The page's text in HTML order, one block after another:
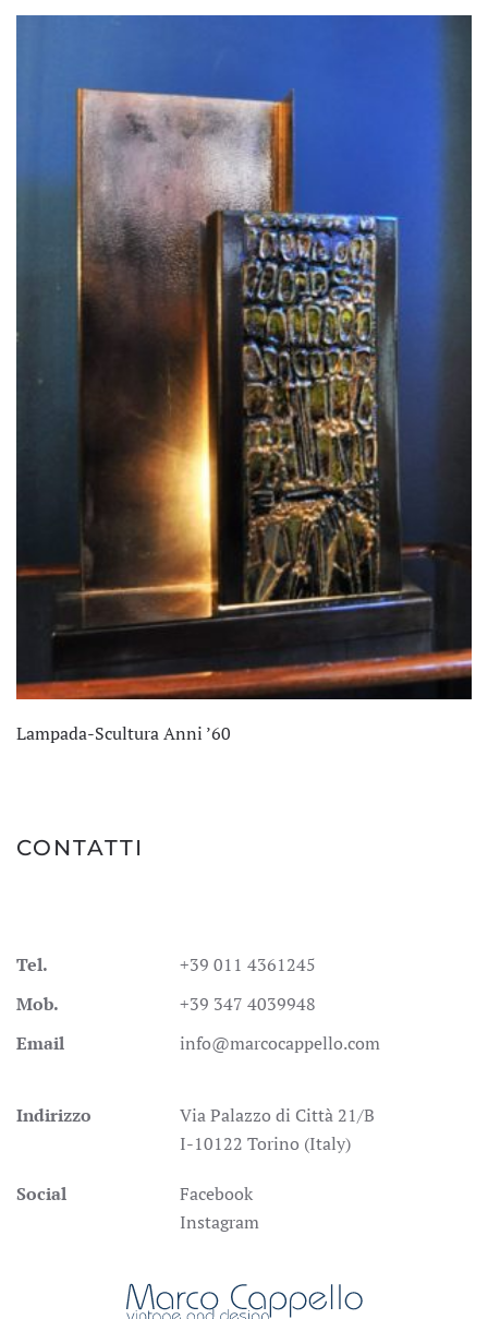
Lampada-Scultura Anni ’60
CONTATTI
Tel.
+39 011 4361245
Mob.
+39 347 4039948
Email
info@marcocappello.com
Indirizzo
Via Palazzo di Città 21/B
I-10122 Torino (Italy)
Social
Facebook
Instagram